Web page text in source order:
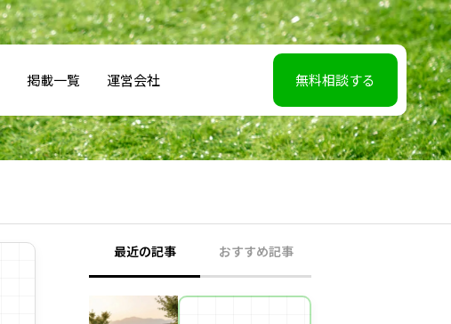
掲載一覧 運営会社 無料相談する
最近の記事 おすすめ記事